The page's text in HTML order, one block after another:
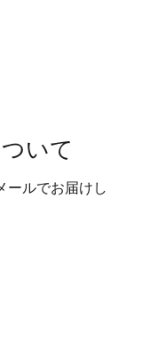
いて
ールでお届けし